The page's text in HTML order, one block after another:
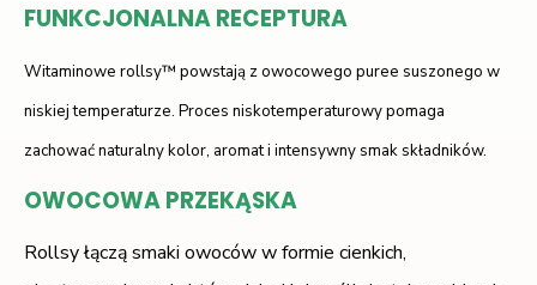
FUNKCJONALNA RECEPTURA
Witaminowe rollsy™ powstają z owocowego puree suszonego w
niskiej temperaturze. Proces niskotemperaturowy pomaga
zachować naturalny kolor, aromat i intensywny smak składników.
OWOCOWA PRZEKĄSKA
Rollsy łączą smaki owoców w formie cienkich,